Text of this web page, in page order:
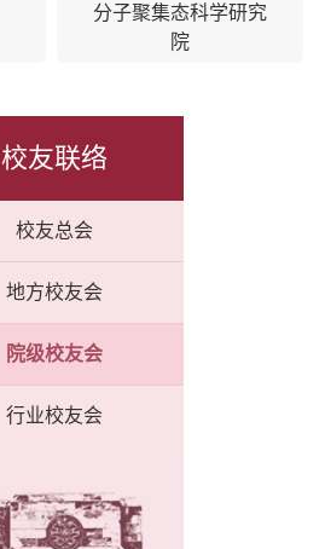
分子聚集态科学研究
院
校友联络
校友总会
地方校友会
院级校友会
行业校友会